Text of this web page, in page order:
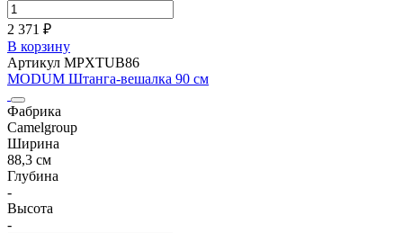
2 371 ₽
В корзину
Артикул MPXTUB86
MODUM Штанга-вешалка 90 см
Фабрика
Camelgroup
Ширина
88,3 см
Глубина
-
Высота
-